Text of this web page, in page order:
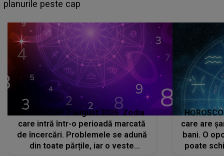
sa: "I-am spus și ei în față, eu nu te iubesc pentru
HOROSCOP 7 august 2026. Zodia
care intră într-o perioadă marcată
de încercări. Problemele se adună
din toate părțile, iar o veste
care are
bani. O
poate